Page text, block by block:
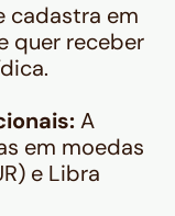
cadastra em
quer receber
A
em moedas
e Libra